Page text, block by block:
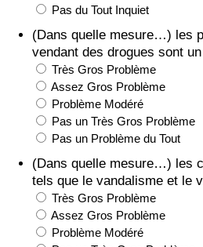
Pas du Tout Inquiet
(Dans quelle mesure…) les
vendant des drogues sont
Très Gros Problème
Assez Gros Problème
Problème Modéré
Pas un Très Gros Problème
Pas un Problème du Tout
(Dans quelle mesure…) les
tels que le vandalisme et le
Très Gros Problème
Assez Gros Problème
Problème Modéré